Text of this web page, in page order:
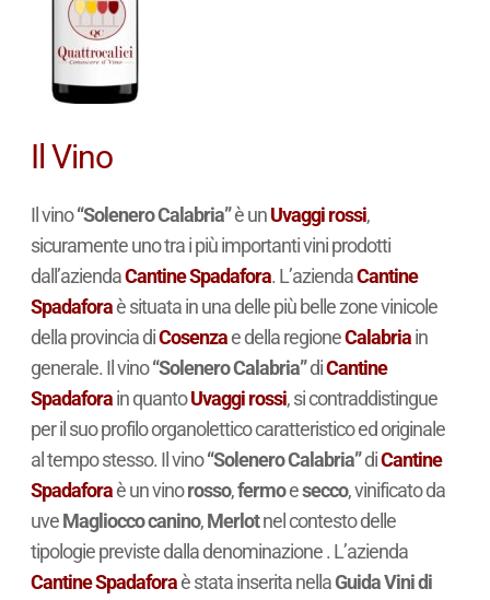
Il Vino
Il vino“Solenero Calabria”è unUvaggi rossi,
sicuramente uno tra i più importanti vini prodotti
dall’aziendaCantine Spadafora. L’aziendaCantine
Spadaforaè situata in una delle più belle zone vinicole
della provincia diCosenzae della regioneCalabriain
generale. Il vino“Solenero Calabria”diCantine
Spadaforain quantoUvaggi rossi, si contraddistingue
per il suo profilo organolettico caratteristico ed originale
al tempo stesso. Il vino“Solenero Calabria”diCantine
Spadaforaè un vinorosso,fermoesecco, vinificato da
uveMagliocco canino,Merlotnel contesto delle
tipologie previste dalla denominazione . L’azienda
Cantine Spadaforaè stata inserita nellaGuida Vini di